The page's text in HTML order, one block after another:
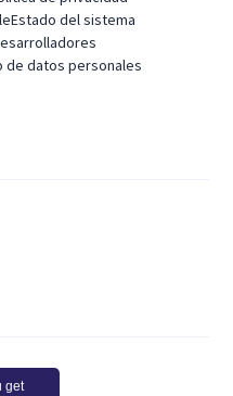
get
Estado del sistema
de datos personales